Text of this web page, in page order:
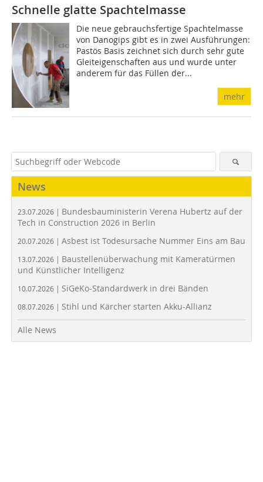
Schnelle glatte Spachtelmasse
Die neue gebrauchsfertige Spachtelmasse
von Danogips gibt es in zwei Ausführungen:
Pastös Basis zeichnet sich durch sehr gute
Gleiteigenschaften aus und wurde unter
anderem für das Füllen der...
mehr
News
23.07.2026 | Bundesbauministerin Verena Hubertz auf der
Tech in Construction 2026 in Berlin
20.07.2026 | Asbest ist Todesursache Nummer Eins am Bau
13.07.2026 | Baustellenüberwachung mit Kameratürmen
und Künstlicher Intelligenz
10.07.2026 | SiGeKo-Standardwerk in drei Bänden
08.07.2026 | Stihl und Kärcher starten Akku-Allianz
Alle News